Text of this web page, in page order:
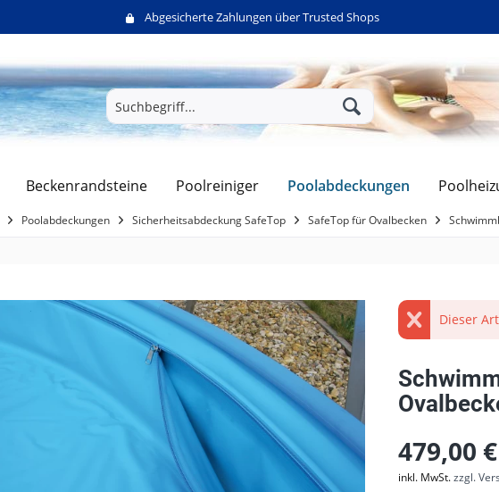
Abgesicherte Zahlungen über Trusted Shops
Beckenrandsteine Poolreiniger Poolabdeckungen
Poolabdeckungen Sicherheitsabdeckung SafeTop SafeTop für Ovalbecken
Dieser
479,00
inkl. MwSt.zzgl.